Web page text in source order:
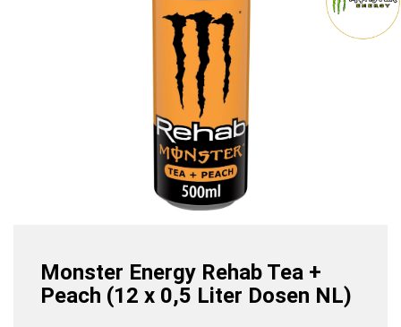
Monster Energy Rehab Tea +
Peach (12 x 0,5 Liter Dosen NL)